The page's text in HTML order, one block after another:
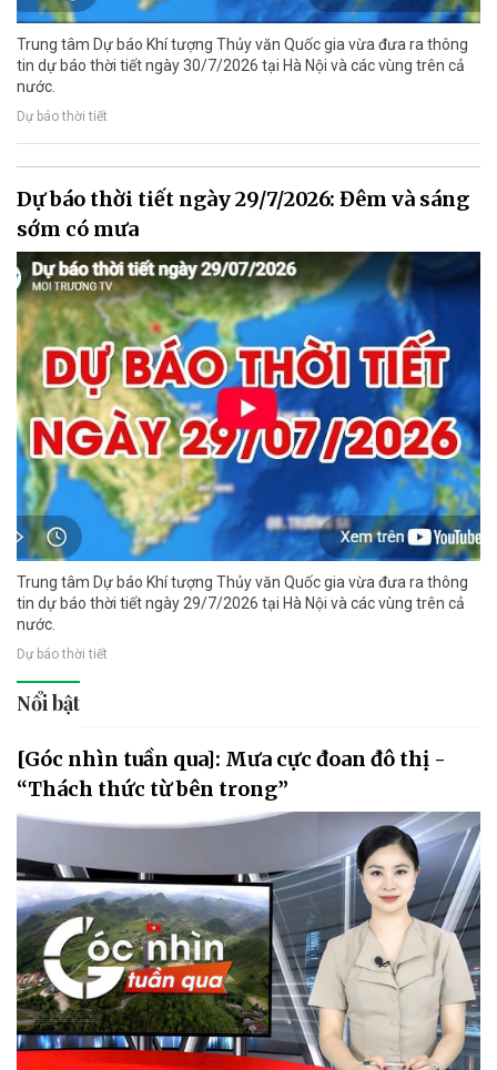
Trung tâm Dự báo Khí tượng Thủy văn Quốc gia vừa đưa ra thông
tin dự báo thời tiết ngày 30/7/2026 tại Hà Nội và các vùng trên cả
nước.
Dự báo thời tiết
Dự báo thời tiết ngày 29/7/2026: Đêm và sáng
sớm có mưa
Trung tâm Dự báo Khí tượng Thủy văn Quốc gia vừa đưa ra thông
tin dự báo thời tiết ngày 29/7/2026 tại Hà Nội và các vùng trên cả
nước.
Dự báo thời tiết
Nổi bật
[Góc nhìn tuần qua]: Mưa cực đoan đô thị -
“Thách thức từ bên trong”